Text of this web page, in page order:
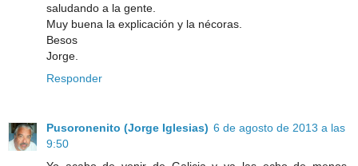
saludando a la gente.
Muy buena la explicación y la nécoras.
Besos
Jorge.
Responder
Pusoronenito (Jorge Iglesias) 6 de agosto de 2013 a las
9:50